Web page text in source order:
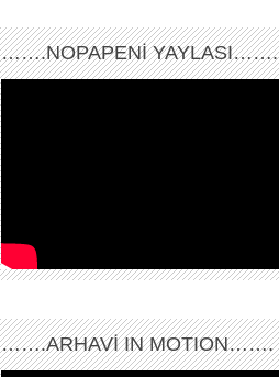
…….NOPAPENİ YAYLASI…….
…….ARHAVI IN MOTION…….